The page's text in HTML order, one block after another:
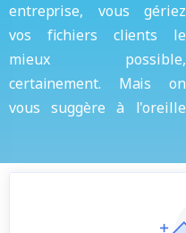
entreprise, vous gériez
vos fichiers clients le
mieux possible,
certainement. Mais on
vous suggère à l'oreille
sont-ils ? Quelle est leur
place dans votre stratégie
marketing ? Comment
bien choisir son